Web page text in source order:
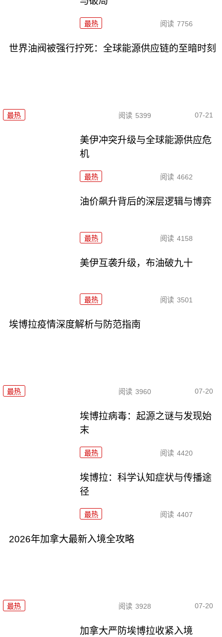
最热 阅读 7756
世界油阀被强行拧死：全球能源供应链的至暗时刻
最热 阅读 5399 07-21
美伊冲突升级与全球能源供应危
机
最热 阅读 4662
油价飙升背后的深层逻辑与博弈
最热 阅读 4158
美伊互袭升级，布油破九十
最热 阅读 3501
埃博拉疫情深度解析与防范指南
最热 阅读 3960 07-20
埃博拉病毒：起源之谜与发现始
末
最热 阅读 4420
埃博拉：科学认知症状与传播途
径
最热 阅读 4407
2026年加拿大最新入境全攻略
最热 阅读 3928 07-20
加拿大严防埃博拉收紧入境